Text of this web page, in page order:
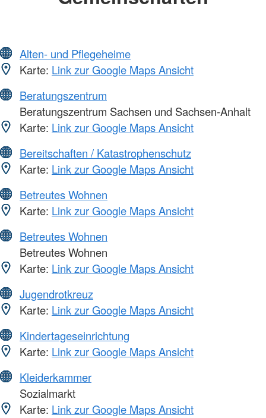
Alten- und Pflegeheime
Karte: Link zur Google Maps Ansicht
Beratungszentrum
Beratungszentrum Sachsen und Sachsen-Anhalt
Karte: Link zur Google Maps Ansicht
Bereitschaften / Katastrophenschutz
Karte: Link zur Google Maps Ansicht
Betreutes Wohnen
Karte: Link zur Google Maps Ansicht
Betreutes Wohnen
Betreutes Wohnen
Karte: Link zur Google Maps Ansicht
Jugendrotkreuz
Karte: Link zur Google Maps Ansicht
Kindertageseinrichtung
Karte: Link zur Google Maps Ansicht
Kleiderkammer
Sozialmarkt
Karte: Link zur Google Maps Ansicht